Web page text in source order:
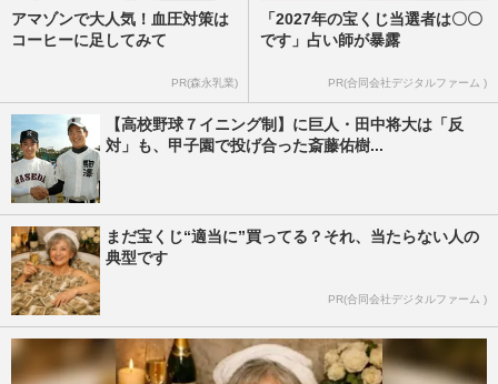
アマゾンで大人気！血圧対策は
コーヒーに足してみて
PR(森永乳業)
「2027年の宝くじ当選者は〇〇
です」占い師が暴露
PR(合同会社デジタルファーム )
【高校野球７イニング制】に巨人・田中将大は「反
対」も、甲子園で投げ合った斎藤佑樹...
まだ宝くじ“適当に”買ってる？それ、当たらない人の
典型です
PR(合同会社デジタルファーム )